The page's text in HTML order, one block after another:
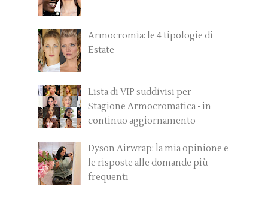
Armocromia: le 4 tipologie di
Estate
Lista di VIP suddivisi per
Stagione Armocromatica - in
continuo aggiornamento
Dyson Airwrap: la mia opinione e
le risposte alle domande più
frequenti